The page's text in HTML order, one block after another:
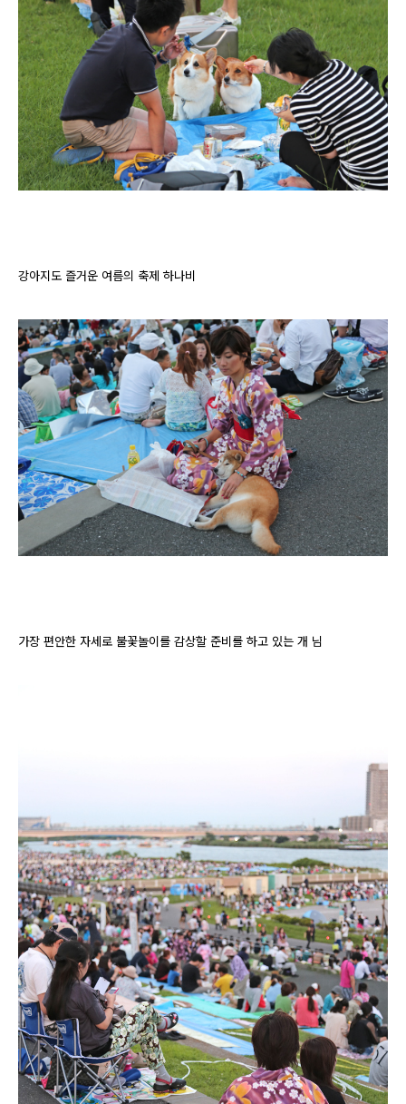
강아지도 즐거운 여름의 축제 하나비
가장 편안한 자세로 불꽃놀이를 감상할 준비를 하고 있는 개 님